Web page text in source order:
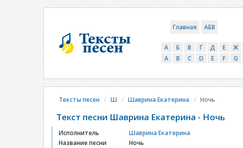
Главная АБВ
А Б В Г Д Е Ж
A
B C D E F G
Тексты песен Ш Шаврина Екатерина Ночь
Текст песни Шаврина Екатерина - Ночь
Исполнитель
Шаврина Екатерина
Название песни
Ночь